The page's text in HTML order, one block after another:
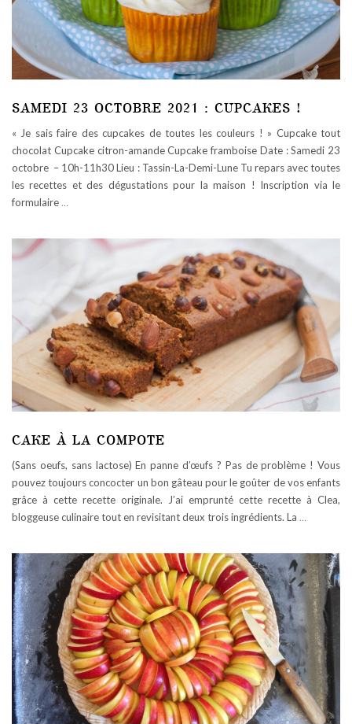
SAMEDI 23 OCTOBRE 2021 : CUPCAKES !
« Je sais faire des cupcakes de toutes les couleurs ! » Cupcake tout
chocolat Cupcake citron-amande Cupcake framboise Date : Samedi 23
octobre – 10h-11h30 Lieu : Tassin-La-Demi-Lune Tu repars avec toutes
les recettes et des dégustations pour la maison ! Inscription via le
formulaire …
CAKE À LA COMPOTE
(Sans oeufs, sans lactose) En panne d’œufs ? Pas de problème ! Vous
pouvez toujours concocter un bon gâteau pour le goûter de vos enfants
grâce à cette recette originale. J’ai emprunté cette recette à Clea,
bloggeuse culinaire tout en revisitant deux trois ingrédients. La …